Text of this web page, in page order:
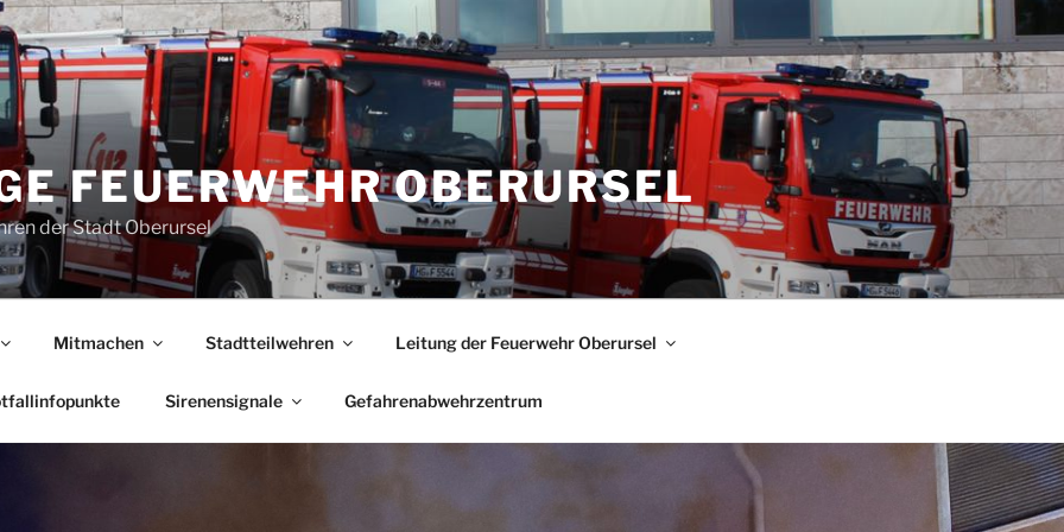
FEUERWEHR OBERURSEL
der Stadt Oberursel
Mitmachen Stadtteilwehren Leitung der Feuerwehr Oberursel
Sirenensignale Gefahrenabwehrzentrum